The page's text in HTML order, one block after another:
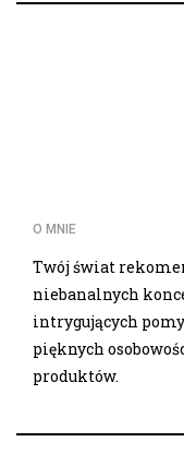
O MNIE
Twój świat
niebanalnych
intrygujących
pięknych
produktów.